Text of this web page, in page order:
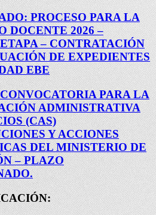
PROCESO PARA LA
DOCENTE 2026 –
– CONTRATACIÓN
DE EXPEDIENTES
EBE
PARA LA
ADMINISTRATIVA
(CAS)
Y ACCIONES
DEL MINISTERIO DE
– PLAZO